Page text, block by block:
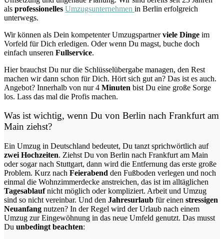
als professionelles Umzugsunternehmen in Berlin erfolgreich
unterwegs.
Wir können als Dein kompetenter Umzugspartnerviele Dinge im
Vorfeld für Dich erledigen. Oder wenn Du magst, buche doch
einfach unseren Fullservice.
Hier brauchst Du nur die Schlüsselübergabe managen, den Rest
machen wir dann schon für Dich. Hört sich gut an? Das ist es auch.
Angebot? Innerhalb von nur 4 Minuten bist Du eine große Sorge
los. Lass das mal die Profis machen.
Was ist wichtig, wenn Du von Berlin nach Frankfurt am
Main ziehst?
Ein Umzug in Deutschland bedeutet, Du tanzt sprichwörtlich auf
zwei Hochzeiten. Ziehst Du von Berlin nach Frankfurt am Main
oder sogar nach Stuttgart, dann wird die Entfernung das erste große
Problem. Kurz nach Feierabend den Fußboden verlegen und noch
einmal die Wohnzimmerdecke anstreichen, das ist im alltäglichen
Tagesablaufnicht möglich oder kompliziert. Arbeit und Umzug
sind so nicht vereinbar. Und den Jahresurlaub für einen stressigen
Neuanfang nutzen? In der Regel wird der Urlaub nach einem
Umzug zur Eingewöhnung in das neue Umfeld genutzt. Das musst
Du unbedingt beachten: